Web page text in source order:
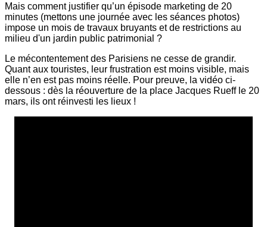
Mais comment justifier qu’un épisode marketing de 20
minutes (mettons une journée avec les séances photos)
impose un mois de travaux bruyants et de restrictions au
milieu d'un jardin public patrimonial ?
Le mécontentement des Parisiens ne cesse de grandir.
Quant aux touristes, leur frustration est moins visible, mais
elle n’en est pas moins réelle. Pour preuve, la vidéo ci-
dessous : dès la réouverture de la place Jacques Rueff le 20
mars, ils ont réinvesti les lieux !